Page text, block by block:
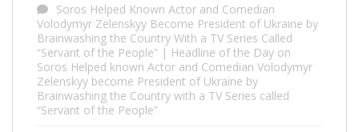
Soros Helped Known Actor and Comedian
Volodymyr Zelenskyy Become President of Ukraine by
Brainwashing the Country With a TV Series Called
“Servant of the People” | Headline of the Day on
Soros Helped known Actor and Comedian Volodymyr
Zelenskyy become President of Ukraine by
Brainwashing the Country with a TV Series called
“Servant of the People”